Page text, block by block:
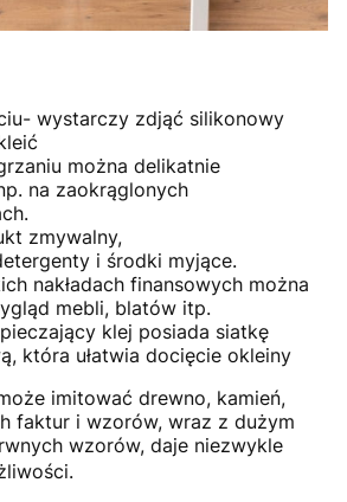
wystarczy zdjąć silikonowy
można delikatnie
na zaokrąglonych
zmywalny,
i środki myjące.
nakładach finansowych można
mebli, blatów itp.
klej posiada siatkę
która ułatwia docięcie okleiny
imitować drewno, kamień,
faktur i wzorów, wraz z dużym
wzorów, daje niezwykle